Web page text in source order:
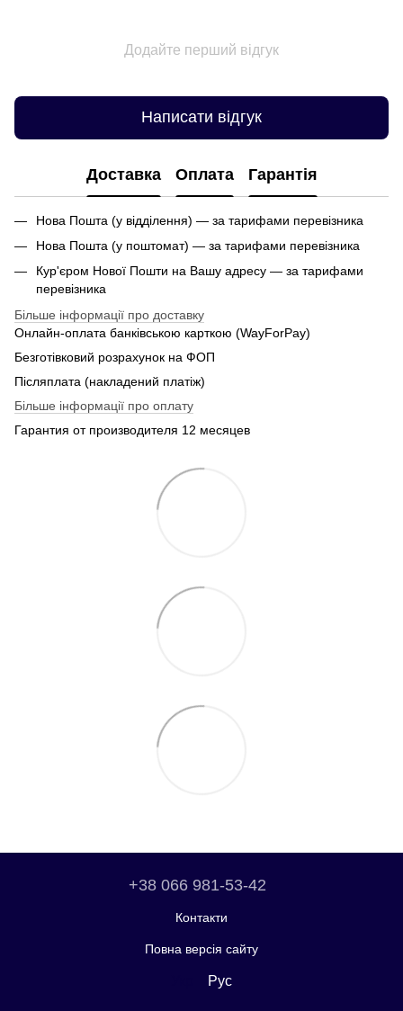
Додайте перший відгук
Написати відгук
Доставка Оплата Гарантія
Нова Пошта (у відділення) — за тарифами перевізника
Нова Пошта (у поштомат) — за тарифами перевізника
Кур'єром Нової Пошти на Вашу адресу — за тарифами
перевізника
Більше інформації про доставку
Онлайн-оплата банківською карткою (WayForPay)
Безготівковий розрахунок на ФОП
Післяплата (накладений платіж)
Більше інформації про оплату
Гарантия от производителя 12 месяцев
+38 066 981-53-42
Контакти
Повна версія сайту
Рус